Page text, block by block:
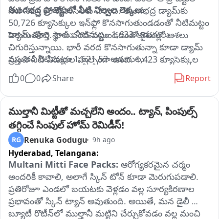
నీటి నిల్వ 66 టీఎంసీలకు చేరింది. తుంగభద్ర డ్యామ్‌కు
50,726 క్యూసెక్కుల ఇన్‌ఫ్లో కొనసాగుతుండడంతో నీటిమట్టం
పెరుగుతోంది. భారీ వరద వస్తుండడంతో రైతుల్లో ఆశలు
చిగురిస్తున్నాయి. భారీ వరద కొనసాగుతున్నా కూడా డ్యామ్‌
నుంచి నీటి విడుదల స్వల్పంగా ఉంది. 1,423 క్యూసెక్కుల
నీటిని మాత్రమే విడుదల చేస్తున్నారు. తుంగభద్రలో
పెరుగుతున్న నీటి నిల్వలతో కృష్ణా నదీ పరివాహక ప్రాంత
రైతులు.. రాయలసీమ ప్రాంత సాగుకు సానుకూల
సంకేతాలుగా భావిస్తున్నారు. వచ్చే రోజుల్లో ఎగువ ప్రాంతాల్లో
వర్షాలపై నీటి లభ్యత ఆధారపడి ఉండనుంది.
తుంగభద్ర ప్రాజెక్టులో నీటి నిల్వల లెక్కలు
డ్యామ్ పూర్తి స్థాయి నీటిమట్టం 1,633 అడుగులు
ప్రస్తుతం నీటిమట్టం 1,621.52 అడుగులు
మొత్తం నిల్వ సామర్థ్యం 105.788 టీఎంసీలు
ప్రస్తుతం నీటి నిల్వ 66 టీఎంసీలు
0 0 Share Report
ముల్తానీ మిట్టీతో మచ్చలేని అందం.. ట్యాన్, పింపుల్స్
తగ్గించే సింపుల్ హోమ్ రెమిడీస్!
RG Renuka Godugu 9h ago
Hyderabad, Telangana:
Multani Mitti Face Packs: ఆరోగ్యకరమైన చర్మం
అందరికీ కావాలి, అలాగే స్కిన్ టోన్ కూడా మెరుగుపడాలి.
ప్రతిరోజూ ఎండలో బయటకు వెళ్లడం వల్ల సూర్యకిరణాల
ప్రభావంతో స్కిన్ ట్యాన్ అవుతుంది. అయితే, మన డైలీ
బ్యూటీ రొటీన్‌లో ముల్తానీ మట్టిని చేర్చుకోవడం వల్ల మంచి